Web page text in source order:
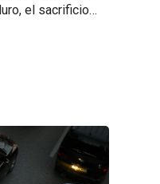
el sacrificio…